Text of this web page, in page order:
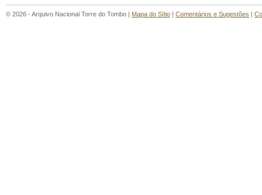
© 2026 - Arquivo Nacional Torre do Tombo | Mapa do Sítio | Comentários e Sugestões |